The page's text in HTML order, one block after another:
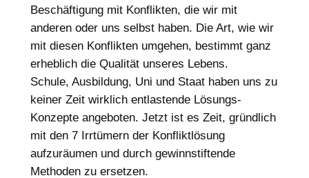
Beschäftigung mit Konflikten, die wir mit
anderen oder uns selbst haben. Die Art, wie wir
mit diesen Konflikten umgehen, bestimmt ganz
erheblich die Qualität unseres Lebens.
Schule, Ausbildung, Uni und Staat haben uns zu
keiner Zeit wirklich entlastende Lösungs-
Konzepte angeboten. Jetzt ist es Zeit, gründlich
mit den 7 Irrtümern der Konfliktlösung
aufzuräumen und durch gewinnstiftende
Methoden zu ersetzen.